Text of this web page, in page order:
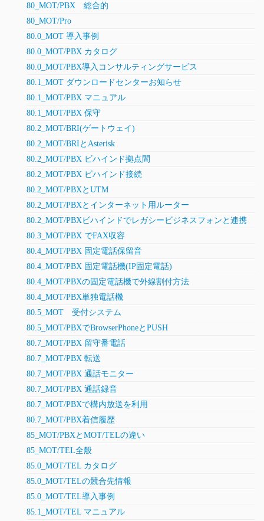
80_MOT/PBX 総合的
80_MOT/Pro
80.0_MOT 導入事例
80.0_MOT/PBX カタログ
80.0_MOT/PBX導入コンサルティングサービス
80.1_MOT ダウンロードセンターお知らせ
80.1_MOT/PBX マニュアル
80.1_MOT/PBX 保守
80.2_MOT/BRI(ゲートウェイ)
80.2_MOT/BRIとAsterisk
80.2_MOT/PBX ビハインド拠点間
80.2_MOT/PBX ビハインド接続
80.2_MOT/PBXとUTM
80.2_MOT/PBXとインターネット用ルーター
80.2_MOT/PBXビハインドでレガシービジネスフォンと連携
80.3_MOT/PBX でFAX収容
80.4_MOT/PBX 固定電話保留音
80.4_MOT/PBX 固定電話機(IP固定電話)
80.4_MOT/PBXの固定電話機で外線割付方法
80.4_MOT/PBX単独電話機
80.5_MOT 受付システム
80.5_MOT/PBXでBrowserPhoneとPUSH
80.7_MOT/PBX 留守番電話
80.7_MOT/PBX 転送
80.7_MOT/PBX 通話モニター
80.7_MOT/PBX 通話録音
80.7_MOT/PBXで構内放送を利用
80.7_MOT/PBX着信履歴
85_MOT/PBXとMOT/TELの違い
85_MOT/TEL全般
85.0_MOT/TEL カタログ
85.0_MOT/TELの競合先情報
85.0_MOT/TEL導入事例
85.1_MOT/TEL マニュアル